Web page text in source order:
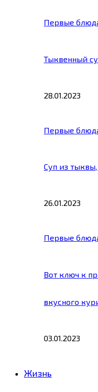
Первые
Тыквенный
28.01.2023
Первые
Суп из
26.01.2023
Первые
Вот ключ к
вкусного
03.01.2023
Жизнь